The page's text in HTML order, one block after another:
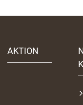
AKTION